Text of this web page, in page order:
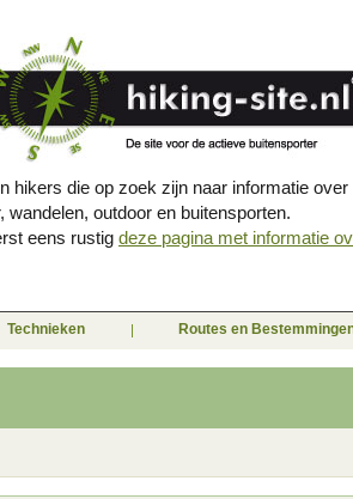
die op zoek zijn naar informatie
wandelen, outdoor en buitensporten.
eens rustig deze pagina met informatie
Technieken Routes en